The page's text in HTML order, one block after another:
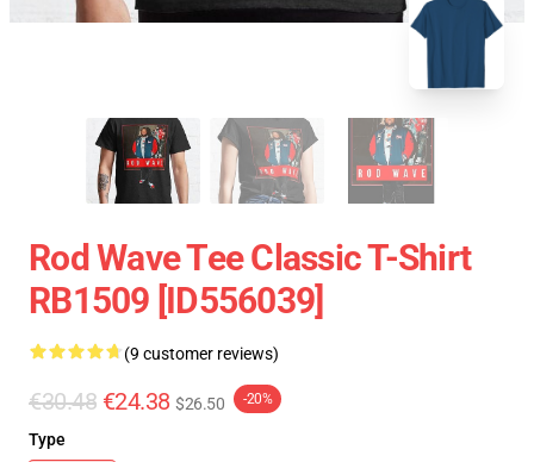
Rod Wave Tee Classic T-Shirt
RB1509 [ID556039]
(9 customer reviews)
€30.48 €24.38 $26.50 -20%
Type